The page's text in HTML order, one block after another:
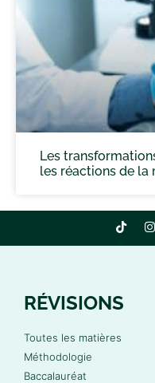
Les
les réactions de la
RÉVISIONS
Toutes les matières
Méthodologie
Baccalauréat